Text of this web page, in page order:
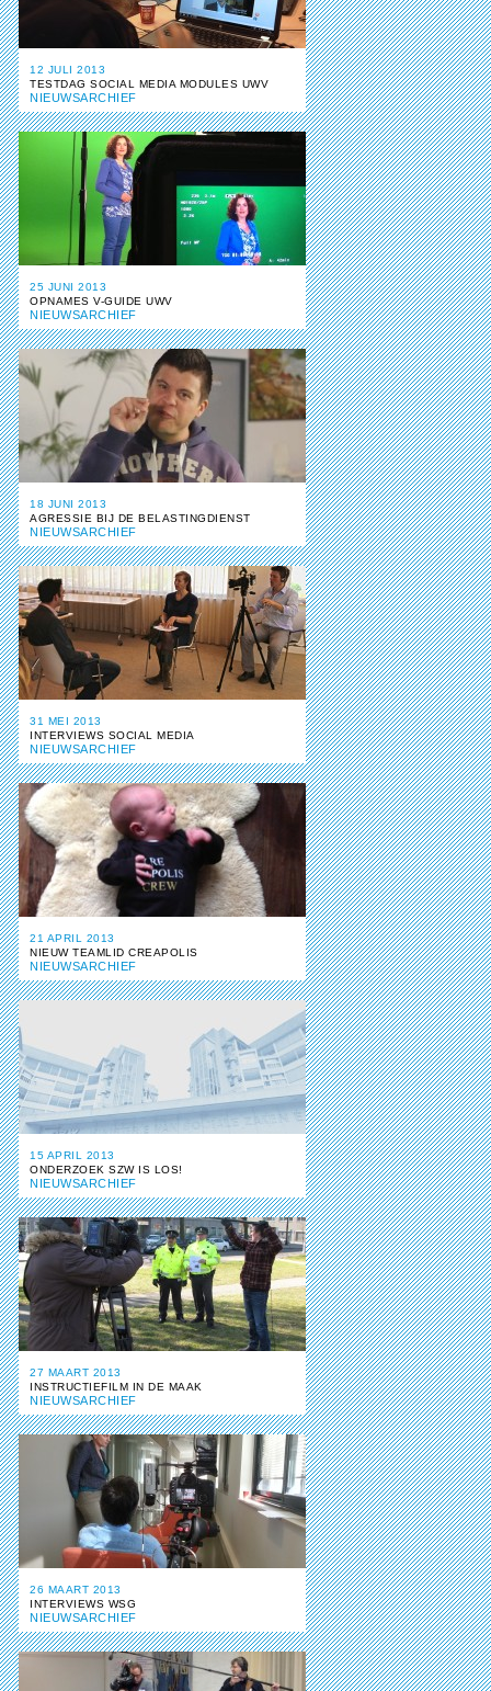
12 JULI 2013
TESTDAG SOCIAL MEDIA MODULES UWV
NIEUWSARCHIEF
25 JUNI 2013
OPNAMES V-GUIDE UWV
NIEUWSARCHIEF
18 JUNI 2013
AGRESSIE BIJ DE BELASTINGDIENST
NIEUWSARCHIEF
31 MEI 2013
INTERVIEWS SOCIAL MEDIA
NIEUWSARCHIEF
21 APRIL 2013
NIEUW TEAMLID CREAPOLIS
NIEUWSARCHIEF
15 APRIL 2013
ONDERZOEK SZW IS LOS!
NIEUWSARCHIEF
27 MAART 2013
INSTRUCTIEFILM IN DE MAAK
NIEUWSARCHIEF
26 MAART 2013
INTERVIEWS WSG
NIEUWSARCHIEF